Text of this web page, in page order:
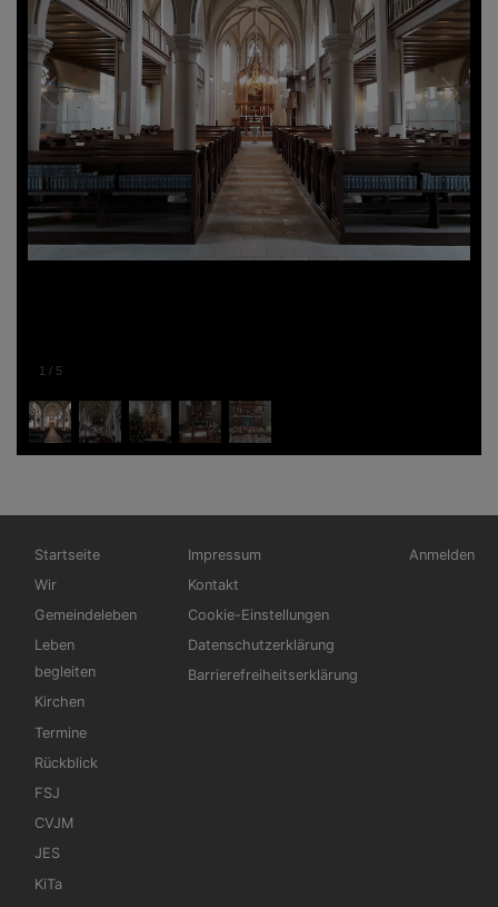
1 / 5
Hauptnavigation
Startseite
Wir
Gemeindeleben
Leben
begleiten
Kirchen
Termine
Rückblick
FSJ
CVJM
JES
KiTa
Fußbereichsmenü
Impressum
Kontakt
Cookie-Einstellungen
Datenschutzerklärung
Barrierefreiheitserklärung
Anmelden